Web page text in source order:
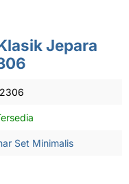
Jepara
Set Minimalis